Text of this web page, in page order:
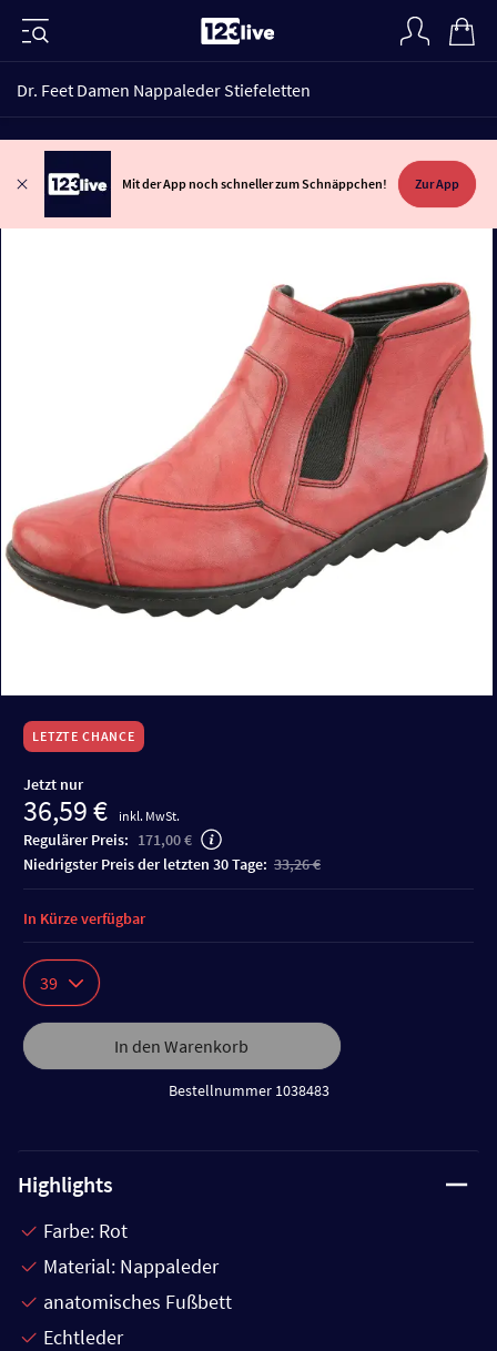
Dr. Feet Damen Nappaleder Stiefeletten
Mit der App noch schneller zum Schnäppchen! Zur App
LETZTE CHANCE
Jetzt nur
36,59 € inkl. MwSt.
Regulärer Preis: 171,00 €
niedrigster Preis der letzten 30 Tage: 33,26 €
39
In den Warenkorb
Bestellnummer 1038483
In Kürze verfügbar
Highlights
Farbe: Rot
Material: Nappaleder
anatomisches Fußbett
Echtleder